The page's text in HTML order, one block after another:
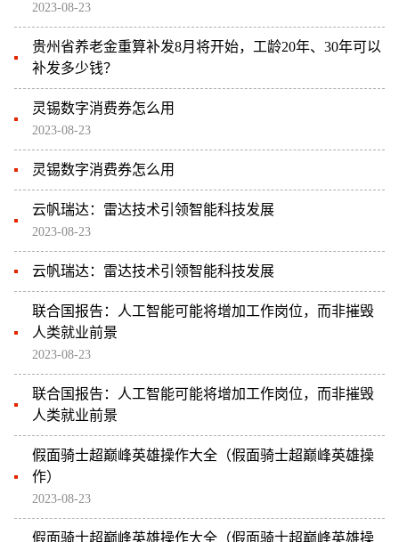
2023-08-23
贵州省养老金重算补发8月将开始，工龄20年、30年可以
补发多少钱？
灵锡数字消费券怎么用
2023-08-23
灵锡数字消费券怎么用
云帆瑞达：雷达技术引领智能科技发展
2023-08-23
云帆瑞达：雷达技术引领智能科技发展
联合国报告：人工智能可能将增加工作岗位，而非摧毁
人类就业前景
2023-08-23
联合国报告：人工智能可能将增加工作岗位，而非摧毁
人类就业前景
假面骑士超巅峰英雄操作大全（假面骑士超巅峰英雄操
作）
2023-08-23
假面骑士超巅峰英雄操作大全（假面骑士超巅峰英雄操